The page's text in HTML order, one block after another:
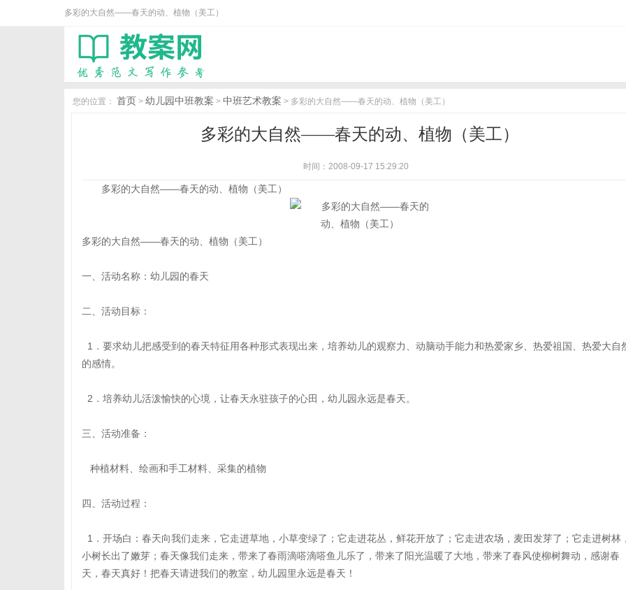
多彩的大自然——春天的动、植物（美工）
您的位置： 首页 > 幼儿园中班教案 > 中班艺术教案 > 多彩的大自然——春天的动、植物（美工）
多彩的大自然——春天的动、植物（美工）
时间：2008-09-17 15:29:20
多彩的大自然——春天的动、植物（美工）
多彩的大自然——春天的动、植物（美工）
一、活动名称：幼儿园的春天
二、活动目标：
1．要求幼儿把感受到的春天特征用各种形式表现出来，培养幼儿的观察力、动脑动手能力和热爱家乡、热爱祖国、热爱大自
的感情。
2．培养幼儿活泼愉快的心境，让春天永驻孩子的心田，幼儿园永远是春天。
三、活动准备：
种植材料、绘画和手工材料、采集的植物
四、活动过程：
1．开场白：春天向我们走来，它走进草地，小草变绿了；它走进花丛，鲜花开放了；它走进农场，麦田发芽了；它走进树林
小树长出了嫩芽；春天像我们走来，带来了春雨滴嗒滴嗒鱼儿乐了，带来了阳光温暖了大地，带来了春风使柳树舞动，感谢春
天，春天真好！把春天请进我们的教室，幼儿园里永远是春天！